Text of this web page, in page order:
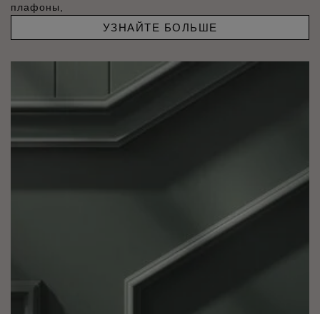
плафоны,
УЗНАЙТЕ БОЛЬШЕ